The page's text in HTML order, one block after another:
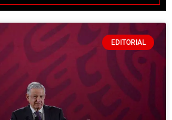
EDITORIAL